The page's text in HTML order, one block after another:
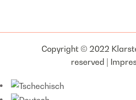
Copyright © 2022
reserved |